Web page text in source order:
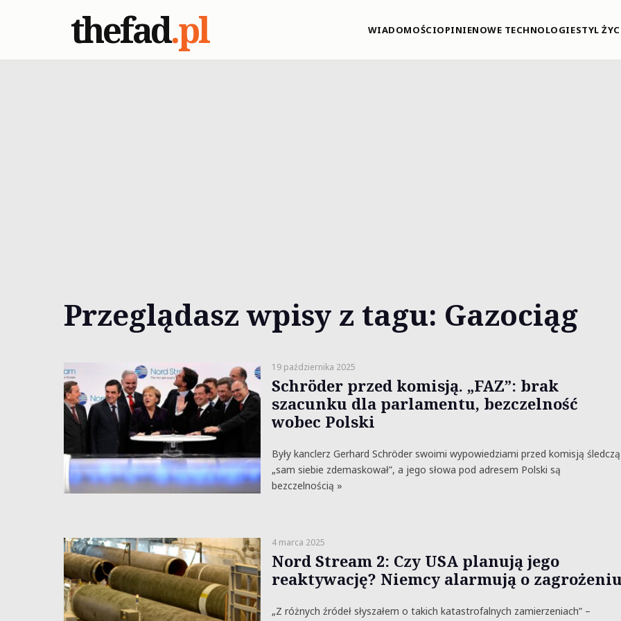
thefad.pl WIADOMOŚCIOPINIENOWE TECHNOLOGIESTYL
Przeglądasz wpisy z tagu: Gazociąg
19 października 2025
Schröder przed komisją. „FAZ”: brak
szacunku dla parlamentu, bezczelność
wobec Polski
Były kanclerz Gerhard Schröder swoimi wypowiedziami przed komisją śledczą
„sam siebie zdemaskował”, a jego słowa pod adresem Polski są
bezczelnością »
4 marca 2025
Nord Stream 2: Czy USA planują jego
reaktywację? Niemcy alarmują o
„Z różnych źródeł słyszałem o takich katastrofalnych zamierzeniach” –